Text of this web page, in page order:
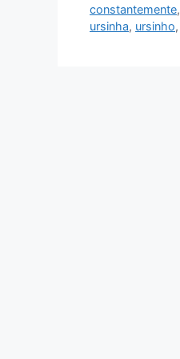
constantemente,
ursinha, ursinho,